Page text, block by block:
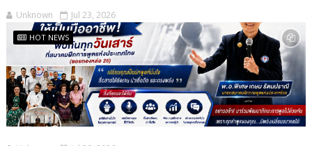
Unknown Jul 23, 2026
HOT NEWS